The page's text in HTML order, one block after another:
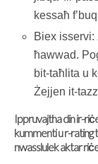
kessaħ
Biex isservi:
ħawwad.
bit-taħlita u
Żejjen it-
Ippruvajtha din ir-
kummenti u r-rating
nwasslulek aktar